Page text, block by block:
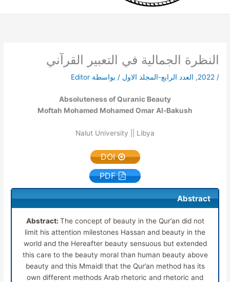
النظرة الجمالية في التعبير القرآني
/
2022
, العدد الرابع-المجلد الاول / بواسطة Editor
Absoluteness of Quranic Beauty
Moftah Mohamed Mohamed Omar Al-Bakush
Nalut University || Libya
DOI
PDF
Abstract
Abstract: The concept of beauty in the Qur’an did not
limit his attention milestones Hassan and beauty in the
world and the Hereafter beauty sensuous but extended
this care to the beauty moral than human beauty above
beauty and this Mmaidl that the Qur’an method has its
own different methods Arab rhetoric and rhetoric and